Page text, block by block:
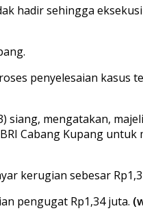
hadir sehingga
penyelesaian kasus
siang, mengatakan,
Cabang Kupang
kerugian sebesar
pengugat Rp1,34 juta.